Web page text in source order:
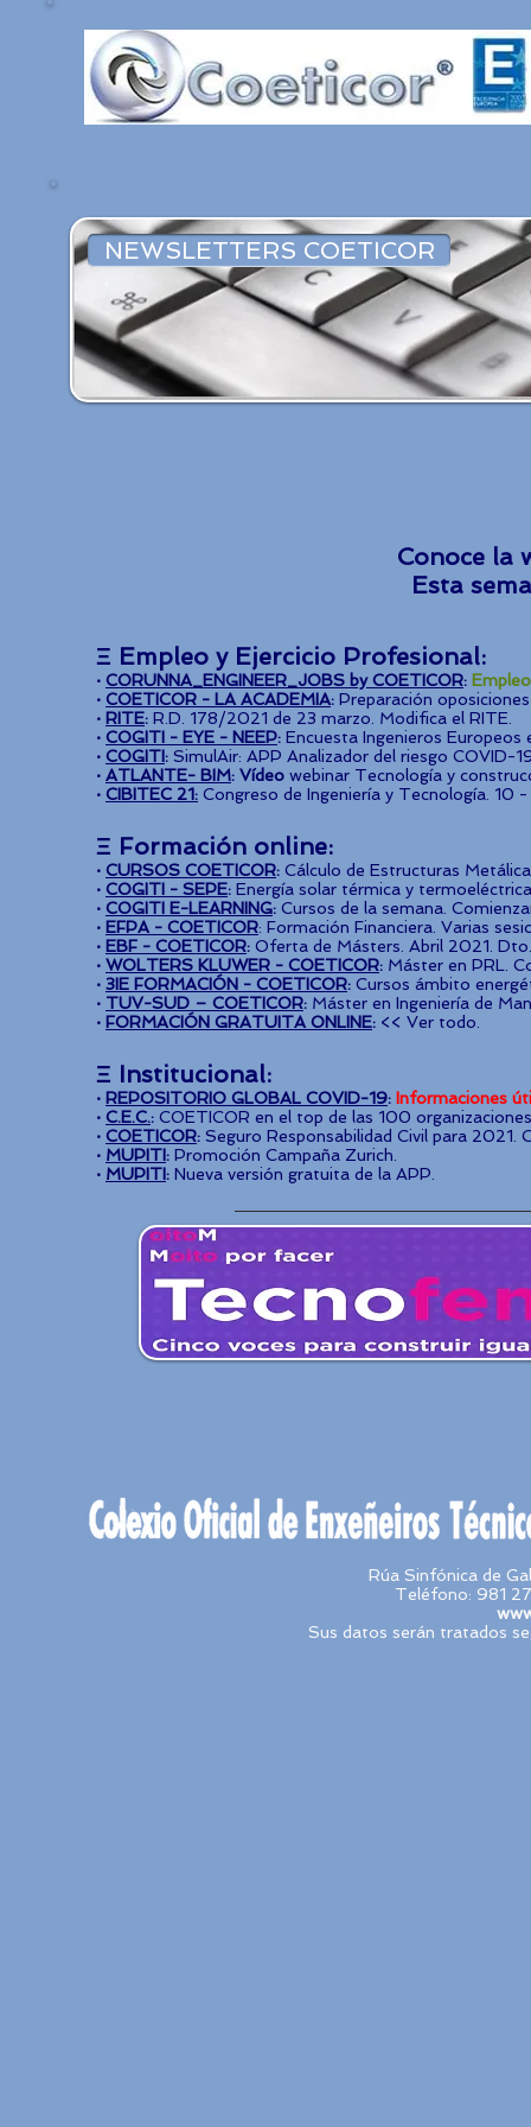
NEWSLETTERS COETICOR
Conoce la
Esta
Ξ Empleo y Ejercicio Profesional:
· CORUNNA_ENGINEER_JOBS by COETICOR:
· COETICOR - LA ACADEMIA: Preparación
· RITE: R.D. 178/2021 de 23 marzo. Modifica el RITE.
· COGITI - EYE - NEEP: Encuesta Ingenieros Europeos
· COGITI: SimulAir: APP Analizador del riesgo COVID-
· ATLANTE- BIM: Vídeo webinar Tecnología y
· CIBITEC 21: Congreso de Ingeniería y Tecnología. 10
Ξ Formación online:
· CURSOS COETICOR: Cálculo de Estructuras
· COGITI - SEPE​: Energía solar térmica y
· COGITI E-LEARNING: Cursos de la semana.
· EFPA - COETICOR: Formación Financiera. Varias
· EBF - COETICOR: Oferta de Másters. Abril 2021.
· WOLTERS KLUWER - COETICOR: Máster en PRL.
· 3IE FORMACIÓN - COETICOR: Cursos ámbito
· TUV-SUD – COETICOR: Máster en Ingeniería de
· FORMACIÓN GRATUITA ONLINE: << Ver todo.
Ξ Institucional:
· REPOSITORIO GLOBAL COVID-19: Informaciones
· C.E.C.: COETICOR en el top de las 100
· COETICOR: Seguro Responsabilidad Civil para 2021.
· MUPITI: Promoción Campaña Zurich.
· MUPITI: Nueva versión gratuita de la APP.
Rúa Sinfónica de
Teléfono: 981
Sus datos serán tratados